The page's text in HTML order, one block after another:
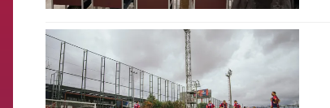
FCB Barcelona badge